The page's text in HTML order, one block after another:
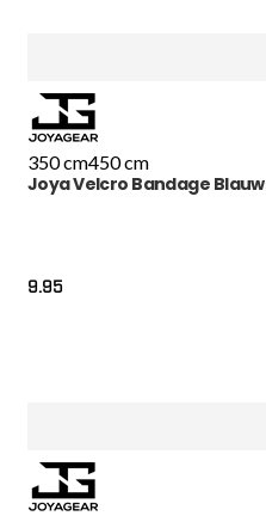
350 cm450 cm
Joya Velcro Bandage Blauw
9.95